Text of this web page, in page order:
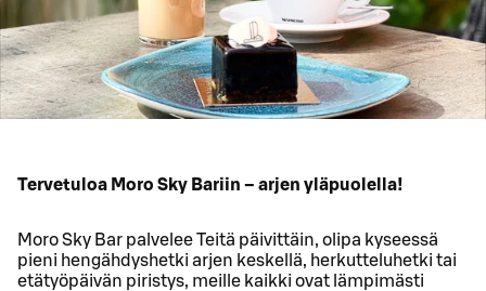
Tervetuloa Moro Sky Bariin – arjen yläpuolella!
Moro Sky Bar palvelee Teitä päivittäin, olipa kyseessä
pieni hengähdyshetki arjen keskellä, herkutteluhetki tai
etätyöpäivän piristys, meille kaikki ovat lämpimästi